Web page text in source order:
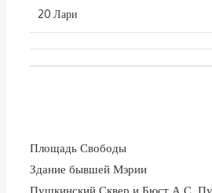
20 Лари
Площадь Свободы
Здание бывшей Мэрии